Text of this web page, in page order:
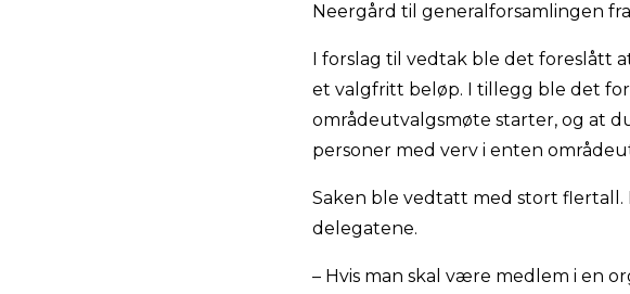
Neergård til generalforsamlingen
I forslag til vedtak ble det foreslått
et valgfritt beløp. I tillegg ble det
områdeutvalgsmøte starter, og at
personer med verv i enten
Saken ble vedtatt med stort flertall.
delegatene.
– Hvis man skal være medlem i en